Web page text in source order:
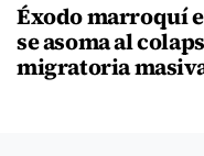
Éxodo marroquí
se asoma al
migratoria